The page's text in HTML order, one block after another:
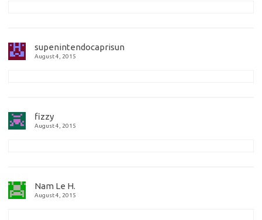
supenintendocaprisun
August 4, 2015
fizzy
August 4, 2015
Nam Le H.
August 4, 2015